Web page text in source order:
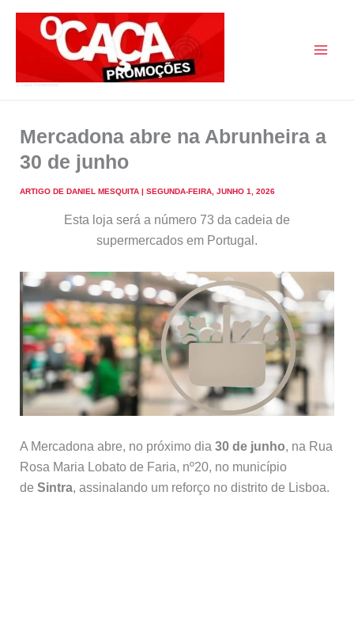
Mercadona abre na Abrunheira a
30 de junho
ARTIGO DE DANIEL MESQUITA | SEGUNDA-FEIRA, JUNHO 1, 2026
Esta loja será a número 73 da cadeia de
supermercados em Portugal.
A Mercadona abre, no próximo dia 30 de junho, na Rua
Rosa Maria Lobato de Faria, nº20, no município
de Sintra, assinalando um reforço no distrito de Lisboa.